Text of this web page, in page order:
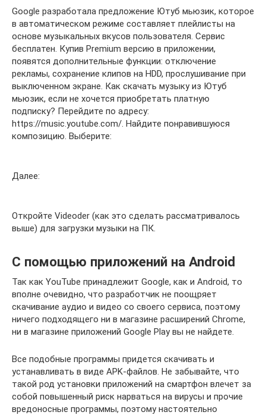
Google разработала предложение Ютуб мьюзик, которое
в автоматическом режиме составляет плейлисты на
основе музыкальных вкусов пользователя. Сервис
бесплатен. Купив Premium версию в приложении,
появятся дополнительные функции: отключение
рекламы, сохранение клипов на HDD, прослушивание при
выключенном экране. Как скачать музыку из Ютуб
мьюзик, если не хочется приобретать платную
подписку? Перейдите по адресу:
https://music.youtube.com/. Найдите понравившуюся
композицию. Выберите:
Далее:
Откройте Videoder (как это сделать рассматривалось
выше) для загрузки музыки на ПК.
С помощью приложений на Android
Так как YouTube принадлежит Google, как и Android, то
вполне очевидно, что разработчик не поощряет
скачивание аудио и видео со своего сервиса, поэтому
ничего подходящего ни в магазине расширений Chrome,
ни в магазине приложений Google Play вы не найдете.
Все подобные программы придется скачивать и
устанавливать в виде APK-файлов. Не забывайте, что
такой род установки приложений на смартфон влечет за
собой повышенный риск нарваться на вирусы и прочие
вредоносные программы, поэтому настоятельно